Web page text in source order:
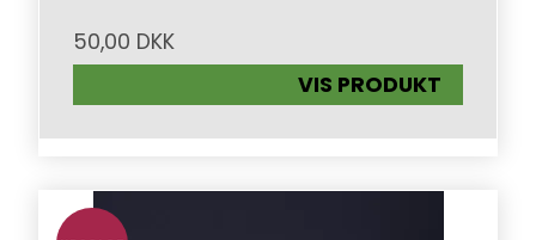
50,00 DKK
VIS PRODUKT